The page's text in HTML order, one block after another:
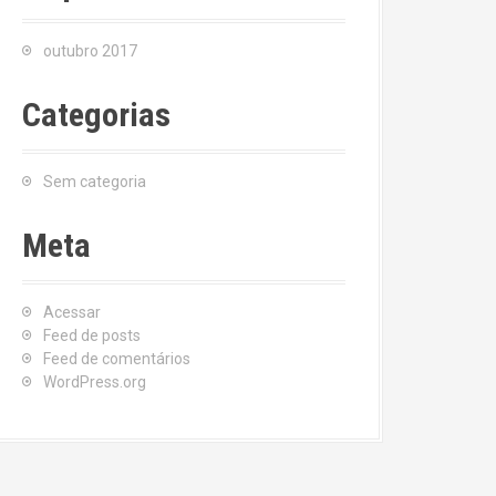
outubro 2017
Categorias
Sem categoria
Meta
Acessar
Feed de posts
Feed de comentários
WordPress.org